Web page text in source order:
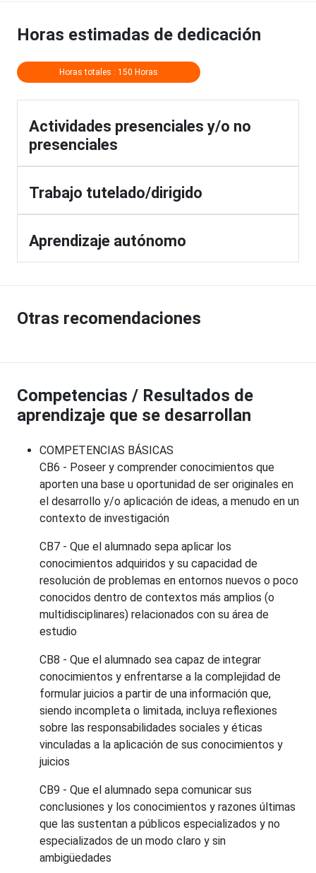
Horas estimadas de dedicación
Horas totales : 150 Horas
Actividades presenciales y/o no
presenciales
Trabajo tutelado/dirigido
Aprendizaje autónomo
Otras recomendaciones
Competencias / Resultados de
aprendizaje que se desarrollan
COMPETENCIAS BÁSICAS
CB6 - Poseer y comprender conocimientos que
aporten una base u oportunidad de ser originales en
el desarrollo y/o aplicación de ideas, a menudo en un
contexto de investigación
CB7 - Que el alumnado sepa aplicar los
conocimientos adquiridos y su capacidad de
resolución de problemas en entornos nuevos o poco
conocidos dentro de contextos más amplios (o
multidisciplinares) relacionados con su área de
estudio
CB8 - Que el alumnado sea capaz de integrar
conocimientos y enfrentarse a la complejidad de
formular juicios a partir de una información que,
siendo incompleta o limitada, incluya reflexiones
sobre las responsabilidades sociales y éticas
vinculadas a la aplicación de sus conocimientos y
juicios
CB9 - Que el alumnado sepa comunicar sus
conclusiones y los conocimientos y razones últimas
que las sustentan a públicos especializados y no
especializados de un modo claro y sin
ambigüedades